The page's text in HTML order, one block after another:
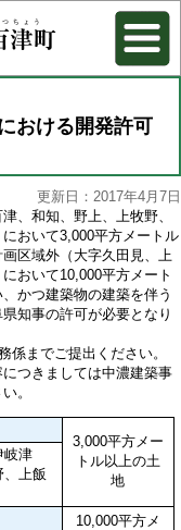
おける開発許可
更新日：2017年4月7日
、和知、野上、上牧野、
おいて3,000平方メートル
区域外（大字久田見、上
おいて10,000平方メート
かつ建築物の建築を伴う
知事の許可が必要となり
係までご提出ください。
つきましては中濃建築事
。
3,000平方メー
トル以上の土
地
岐津
、上飯
10,000平方メ